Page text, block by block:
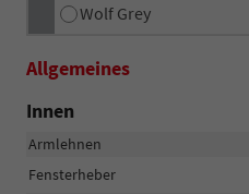
Wolf Grey
Allgemeines
Innen
Armlehnen
Fensterheber